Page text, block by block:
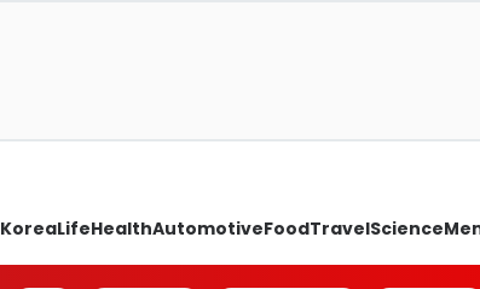
KoreaLifeHealthAutomotiveFoodTravelScience